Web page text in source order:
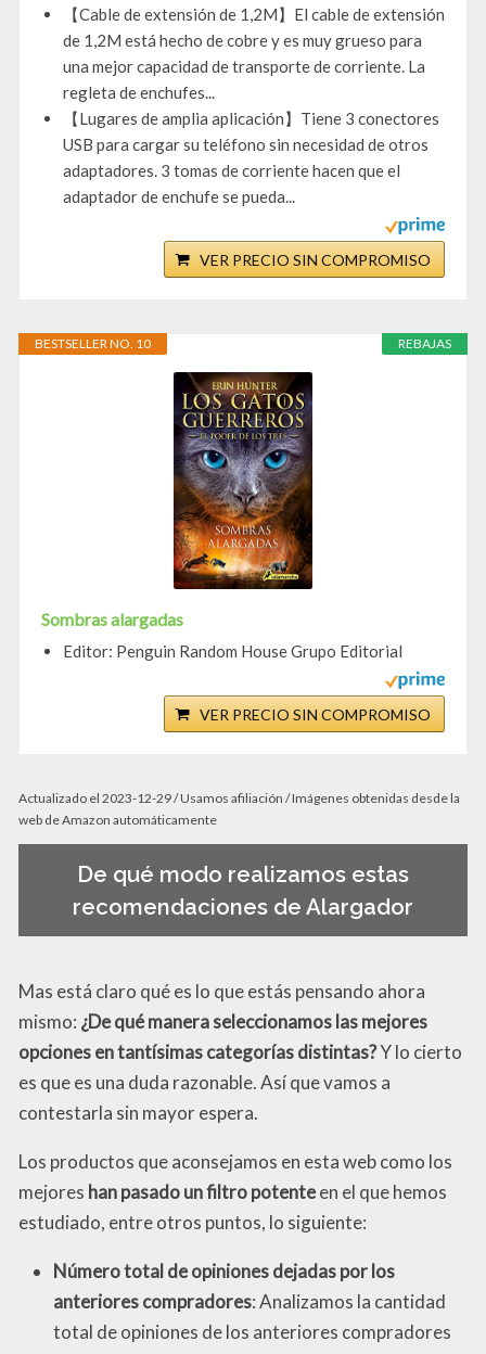
【Cable de extensión de 1,2M】El cable de extensión
de 1,2M está hecho de cobre y es muy grueso para
una mejor capacidad de transporte de corriente. La
regleta de enchufes...
【Lugares de amplia aplicación】Tiene 3 conectores
USB para cargar su teléfono sin necesidad de otros
adaptadores. 3 tomas de corriente hacen que el
adaptador de enchufe se pueda...
VER PRECIO SIN COMPROMISO
REBAJAS
BESTSELLER NO. 10
Sombras alargadas
Editor: Penguin Random House Grupo Editorial
VER PRECIO SIN COMPROMISO
Actualizado el 2023-12-29 / Usamos afiliación / Imágenes obtenidas desde la
web de Amazon automáticamente
De qué modo realizamos estas
recomendaciones de Alargador
Mas está claro qué es lo que estás pensando ahora
mismo: ¿De qué manera seleccionamos las mejores
opciones en tantísimas categorías distintas?Y lo cierto
es que es una duda razonable. Así que vamos a
contestarla sin mayor espera.
Los productos que aconsejamos en esta web como los
mejores han pasado un filtro potenteen el que hemos
estudiado, entre otros puntos, lo siguiente:
Número total de opiniones dejadas por los
anteriores compradores: Analizamos la cantidad
total de opiniones de los anteriores compradores